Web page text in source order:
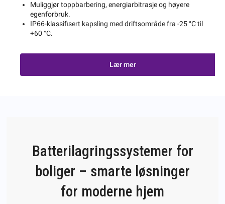
Muliggjør toppbarbering, energiarbitrasje og høyere
egenforbruk.
IP66-klassifisert kapsling med driftsområde fra -25 °C til
+60 °C.
Lær mer
Batterilagringssystemer for
boliger – smarte løsninger
for moderne hjem